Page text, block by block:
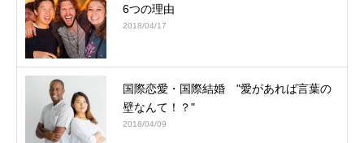
6つの理由
2018/04/17
国際恋愛・国際結婚 "愛があれば言葉の
壁なんて！？"
2018/04/09